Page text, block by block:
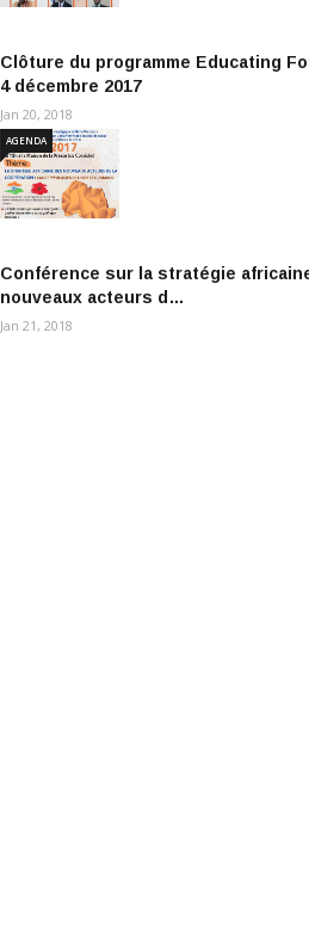
Clôture du programme Educating
4 décembre 2017
Jan 20, 2018
Conférence sur la stratégie
nouveaux acteurs d…
AGENDA
Jan 21, 2018